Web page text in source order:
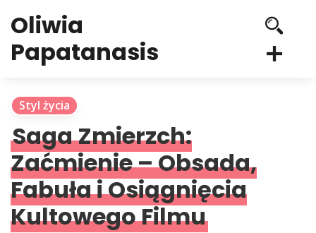
Oliwia
Papatanasis
Styl życia
Saga Zmierzch:
Zaćmienie – Obsada,
Fabuła i Osiągnięcia
Kultowego Filmu